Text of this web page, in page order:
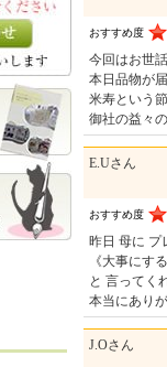
おすすめ度
今回はお世
本日品物が
米寿という
御社の益々
E.Uさん
おすすめ度
昨日 母に プ
《大事にす
と 言ってく
本当にあり
J.Oさん